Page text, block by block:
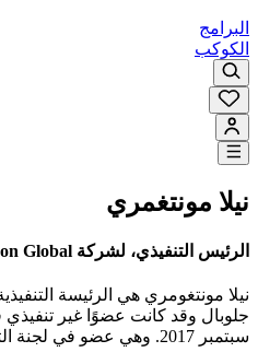
البرامج
الكوكب
نيلا مونتغمري
الرئيس التنفيذي، لشركة Orveon Global
نيلا مونتغومري هي الرئيسة
جلوبال وقد كانت عضوًا غير
سبتمبر 2017. وهي عضو في لجنة التعويضات في لوجيتك.